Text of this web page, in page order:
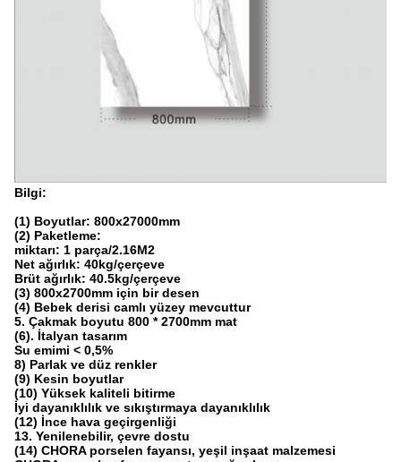
Bilgi:
(1) Boyutlar: 800x27000mm
(2) Paketleme:
miktarı: 1 parça/2.16M2
Net ağırlık: 40kg/çerçeve
Brüt ağırlık: 40.5kg/çerçeve
(3) 800x2700mm için bir desen
(4) Bebek derisi camlı yüzey mevcuttur
5. Çakmak boyutu 800 * 2700mm mat
(6). İtalyan tasarım
Su emimi < 0,5%
8) Parlak ve düz renkler
(9) Kesin boyutlar
(10) Yüksek kaliteli bitirme
İyi dayanıklılık ve sıkıştırmaya dayanıklılık
(12) İnce hava geçirgenliği
13. Yenilenebilir, çevre dostu
(14) CHORA porselen fayansı, yeşil inşaat malzemesi